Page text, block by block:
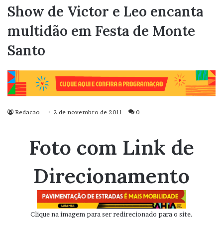
Show de Victor e Leo encanta
multidão em Festa de Monte
Santo
Redacao 2 de novembro de 2011 0
Foto com Link de
Direcionamento
Clique na imagem para ser redirecionado para o site.